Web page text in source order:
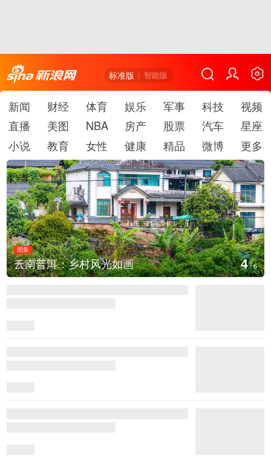
标准版 智能版
新闻 财经 体育 娱乐 军事 科技
视频
直播
美图 NBA 房产 股票 汽车
星座
小说
教育 女性 健康 精品 微博 更多
图集
云南普洱：乡村风光如画 5/6